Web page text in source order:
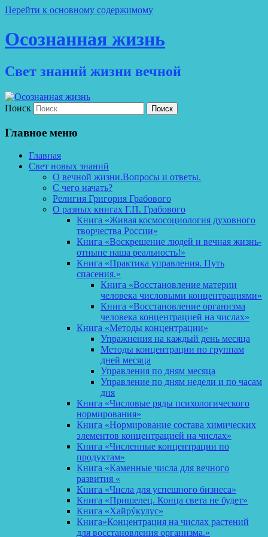
Перейти к основному содержимому
Осознанная жизнь
Свет знаний жизни вечной
Поиск
Главное меню
Главная
Свет новых знаний
О вечной жизни.Вопросы и ответы.
С чего начать?
Религия Григория Грабового
О разных книгах Г.П. Грабового
Книга «Живая космосоциология духовного
творчества России»
Книга «Воскрешение людей и вечная жизнь-
отныне наша реальность!»
Книга «Практика управления. Путь
спасения.»
Книга «Восстановление материи
человека числовыми концентрациями»
Книга «Восстановление организма
человека концентрацией на числах»
Книга «Методы концентрации»
Упражнения на каждый день месяца
Методы концентрации по группам
дней месяца
Управления по дням месяца
Управление по дням недели и по часам
дня
Книга «Числовые ряды психологического
нормирования»
Книга «Нормирование состава химических
элементов концентрацией на числах»
Книга «Численные концентрации по
продуктам»
Книга «Каменные числа для вечного
развития «
Книга «Числа для успешного бизнеса»
Книга «Пришелец. Конца света не будет»
Книга «Хайрýкулус»
Книга»Концентрация на числах растений
для восстановления организма.»